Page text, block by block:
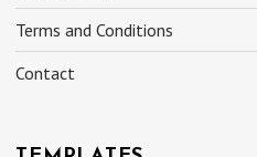
Terms and Conditions
Contact